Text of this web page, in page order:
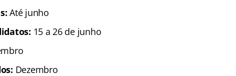
Até junho
15 a 26 de junho
Dezembro